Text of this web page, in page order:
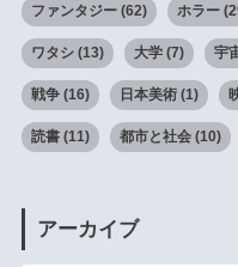
ファンタジー(62) ホラー
ワタシ(13) 大学(7) 宇
戦争(16) 日本美術(1)
読書(11) 都市と社会(10)
アーカイブ